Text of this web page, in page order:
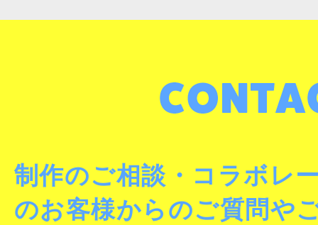
制作のご相談・コラボレ
のお客様からのご質問や